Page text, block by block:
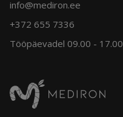
info@mediron.ee
+372 655 7336
Tööpäevadel 09.00 - 17.00